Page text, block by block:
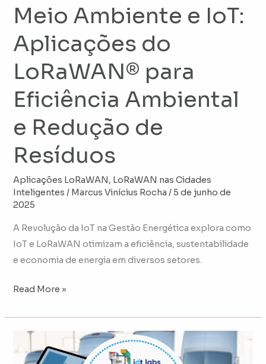
Meio Ambiente e IoT:
Aplicações do
LoRaWAN® para
Eficiência Ambiental
e Redução de
Resíduos
Aplicações LoRaWAN, LoRaWAN nas Cidades
Inteligentes / Marcus Vinícius Rocha/5 de junho de
2025
A Revolução da IoT na Gestão Energética explora como
IoT e LoRaWAN otimizam a eficiência, sustentabilidade
e economia de energia em diversos setores.
Ambiental
e
Redução
de
Resíduos
Read More »
Vantagens